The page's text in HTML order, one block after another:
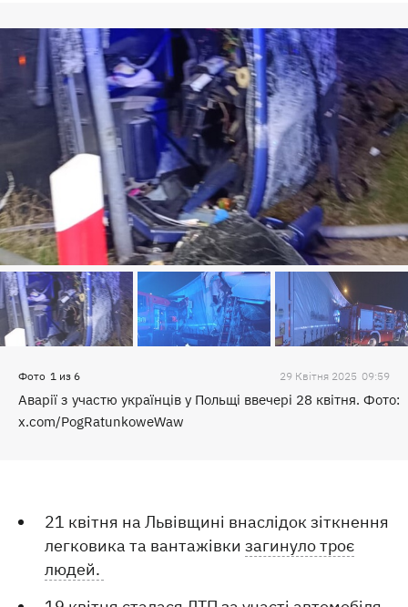
Фото 1 из 6 29 Квiтня 2025 09:59
Аварії з участю українців у Польщі ввечері 28 квітня. Фото:
x.com/PogRatunkoweWaw
21 квітня на Львівщині внаслідок зіткнення
легковика та вантажівкизагинуло троє
людей.